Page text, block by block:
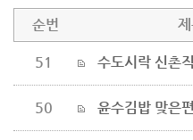
순번
51 수도시락 신촌
50 윤수김밥 맞은